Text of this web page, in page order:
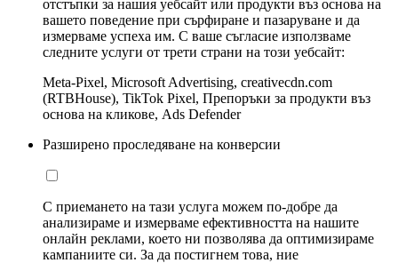
отстъпки за нашия уебсайт или продукти въз основа на
вашето поведение при сърфиране и пазаруване и да
измерваме успеха им. С ваше съгласие използваме
следните услуги от трети страни на този уебсайт:
Meta-Pixel, Microsoft Advertising, creativecdn.com
(RTBHouse), TikTok Pixel, Препоръки за продукти въз
основа на кликове, Ads Defender
Разширено проследяване на конверсии
С приемането на тази услуга можем по-добре да
анализираме и измерваме ефективността на нашите
онлайн реклами, което ни позволява да оптимизираме
кампаниите си. За да постигнем това, ние